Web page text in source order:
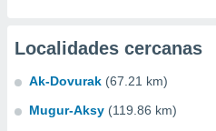
Localidades cercanas
Ak-Dovurak (67.21 km)
Mugur-Aksy (119.86 km)